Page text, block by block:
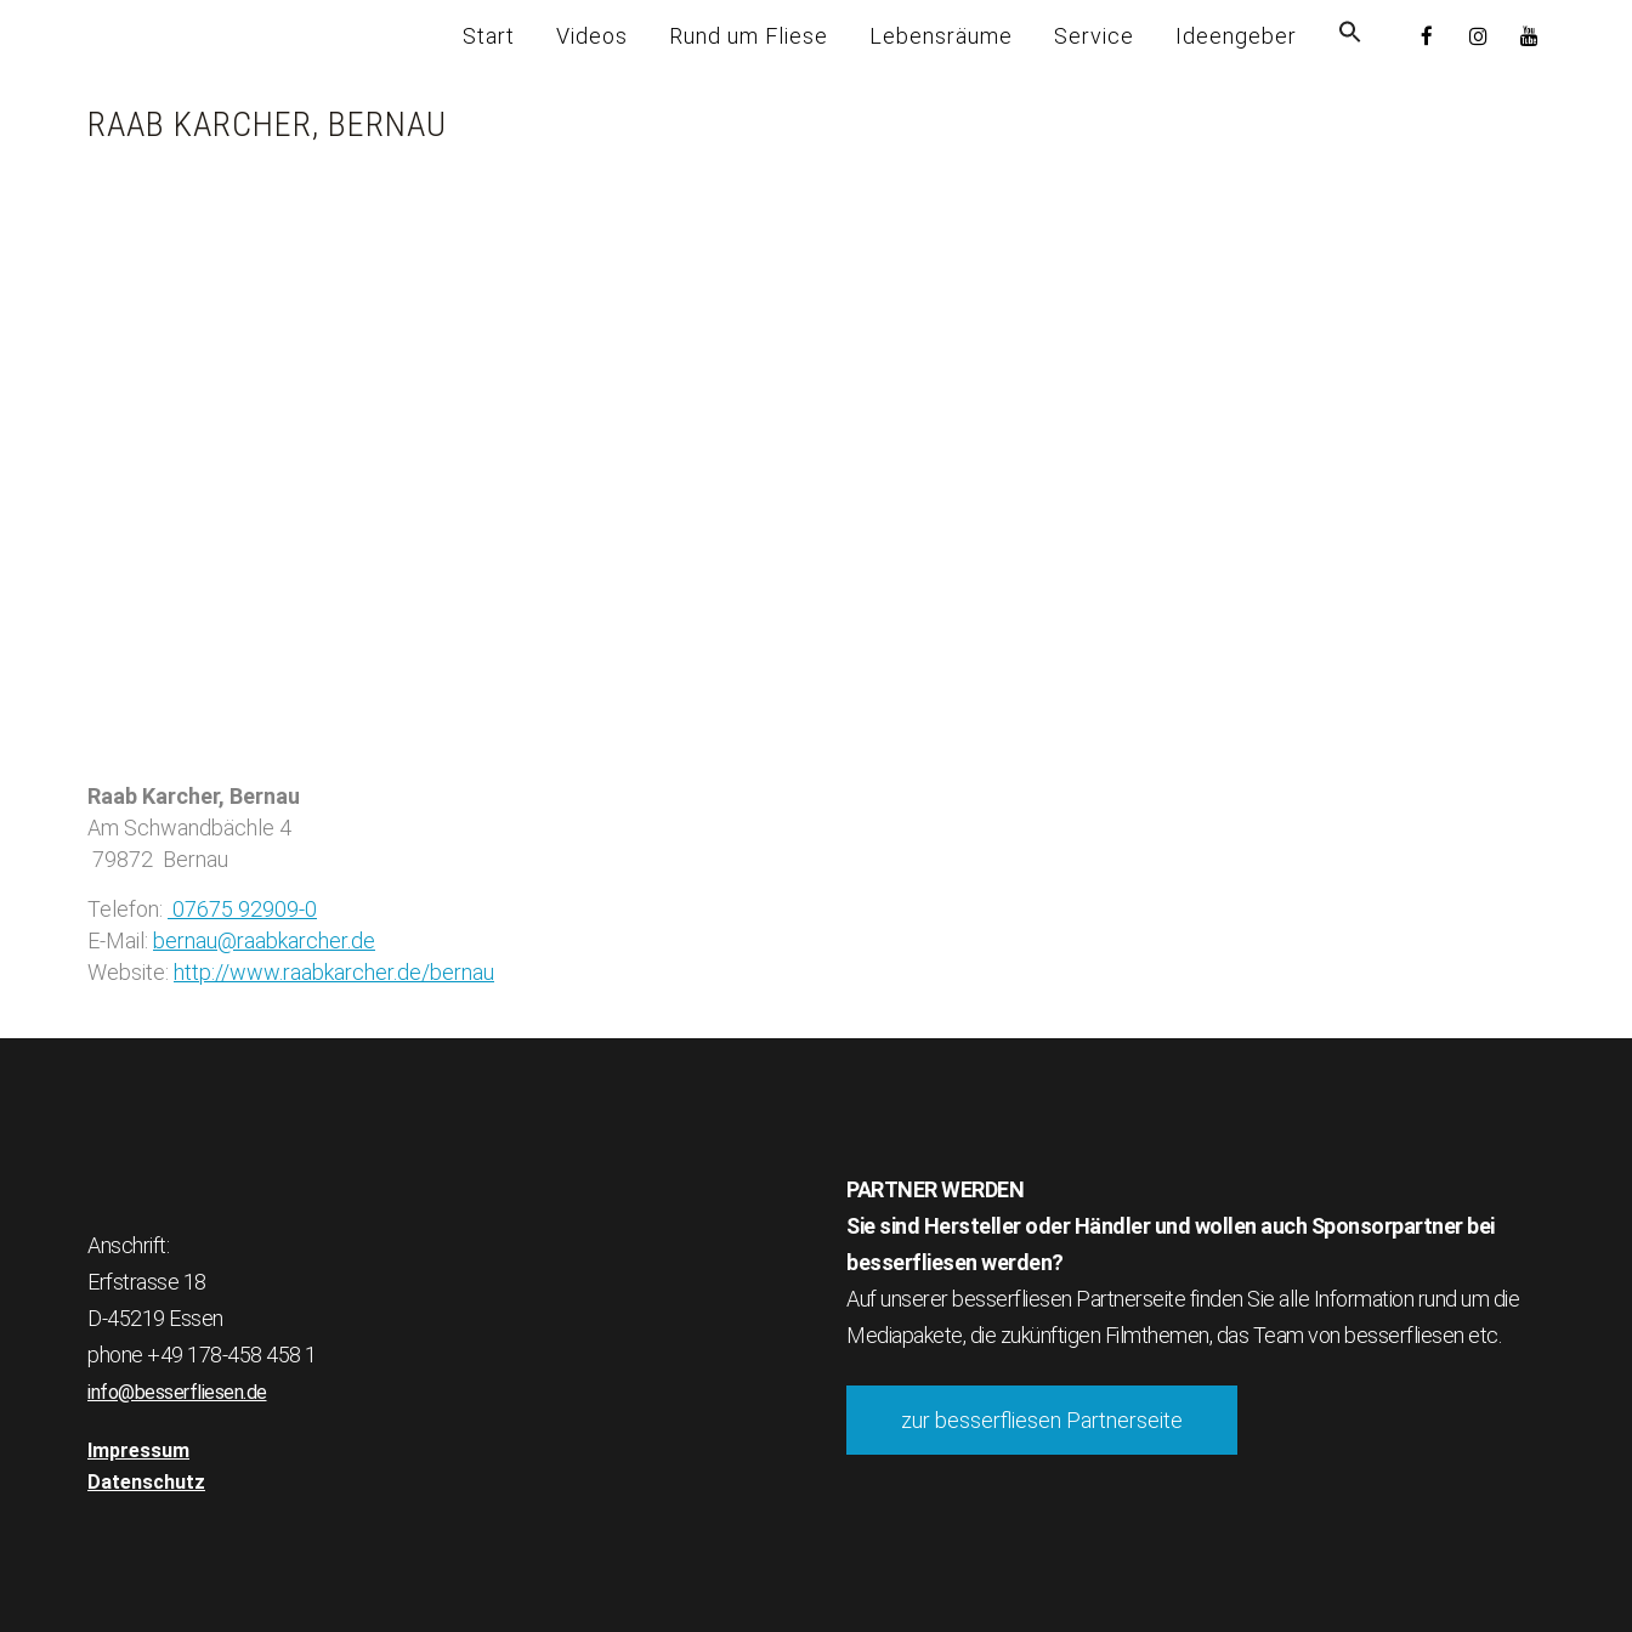
Start Videos Rund um Fliese Lebensräume Service Ideengeber
RAAB KARCHER, BERNAU
Raab Karcher, Bernau
Am Schwandbächle 4
79872 Bernau
Telefon: 07675 92909-0
E-Mail: bernau@raabkarcher.de
Website: http://www.raabkarcher.de/bernau
Anschrift:
Erfstrasse 18
D-45219 Essen
phone +49 178-458 458 1
info@besserfliesen.de
Impressum
Datenschutz
PARTNER WERDEN
Sie sind Hersteller oder Händler und wollen auch Sponsorpartner bei
besserfliesen werden?
Auf unserer besserfliesen Partnerseite finden Sie alle Information rund um die
Mediapakete, die zukünftigen Filmthemen, das Team von besserfliesen etc.
zur besserfliesen Partnerseite